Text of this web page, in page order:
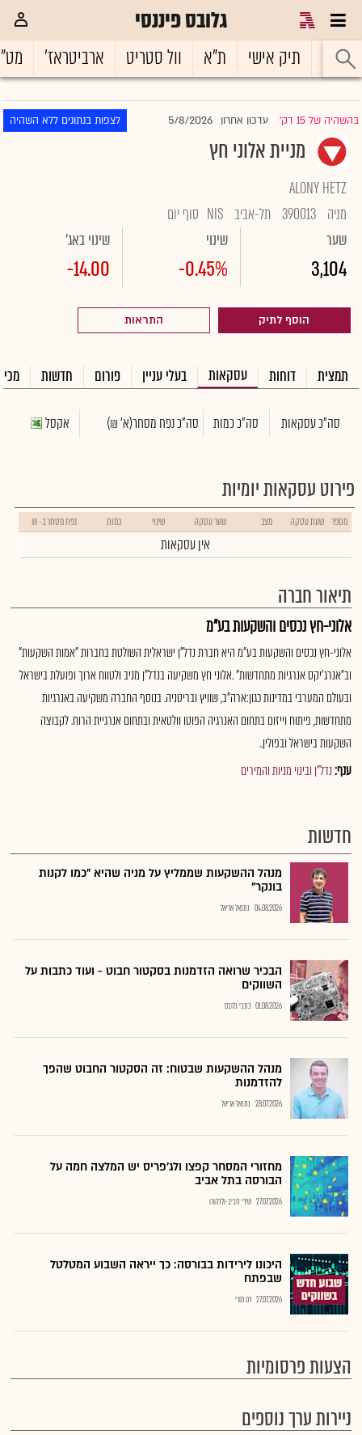
גלובס פיננסי
ראשי תיק אישי ת"א וול סטריט ארביטראז'
בהשהיה של 15 דק' |עדכון אחרון 5/8/2026 לצפות בנתונים ללא השהיה
מניית אלוני חץ
ALONY HETZ
מניה 390013 תל-אביב NIS סוף יום
שער
3,104
שינוי
-0.45%
שינוי באג'
-14.00
הוסף לתיק התראות
תמצית דוחות עסקאות בעלי עניין פורום חדשות
סה"כ עסקאות סה"כ כמות סה"כ נפח מסחר(א' ₪) אקסל
פירוט עסקאות יומיות
מספר שעת עסקה מצב שער עסקה שינוי כמות נפח מסחר ב- ₪
אין עסקאות
תיאור חברה
אלוני-חץ נכסים והשקעות בע"מ
אלוני-חץ נכסים והשקעות בע"מ היא חברת נדל"ן ישראלית השולטת בחברות "אמות השקעות"
וב"אנרג'יקס אנרגיות מתחדשות" .אלוני חץ משקיעה בנדל"ן מניב ולטווח ארוך ופועלת בישראל
ובעולם המערבי במדינות כגון:ארה"ב, שוויץ ובריטניה. בנוסף החברה משקיעה באנרגיות
מתחדשות, פיתוח וייזום בתחום האנרגיה הפוטו וולטאית ובתחום אנרגיית הרוח. לקבוצה
השקעות בישראל ובפולין..
ענף:נדל"ן ובינוי מניות והמירים
חדשות
מנהל ההשקעות שממליץ על מניה שהיא "כמו לקנות
בונקר"
04.08.2026 נתנאל אריאל
הבכיר שרואה הזדמנות בסקטור חבוט - ועוד כתבות על
השווקים
01.08.2026 כתבי גלובס
מנהל ההשקעות שבטוח: זה הסקטור החבוט שהפך
להזדמנות
28.07.2026 נתנאל אריאל
מחזורי המסחר קפצו ולג'פריס יש המלצה חמה על
הבורסה בתל אביב
27.07.2026 שירי חביב-ולדהורן
היכונו לירידות בבורסה: כך ייראה השבוע המטלטל
שבפתח
27.07.2026 רם מורי
הצעות פרסומיות
ניירות ערך נוספים